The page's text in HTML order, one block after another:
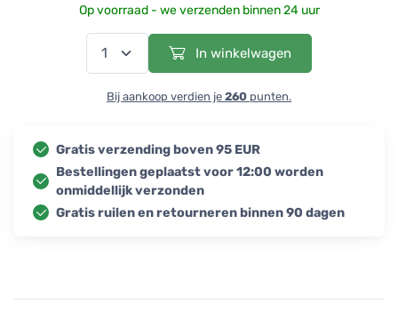
Op voorraad - we verzenden binnen 24 uur
In winkelwagen
Bij aankoop verdien je 260 punten.
Gratis verzending boven 95 EUR
Bestellingen geplaatst voor 12:00 worden
onmiddellijk verzonden
Gratis ruilen en retourneren binnen 90 dagen